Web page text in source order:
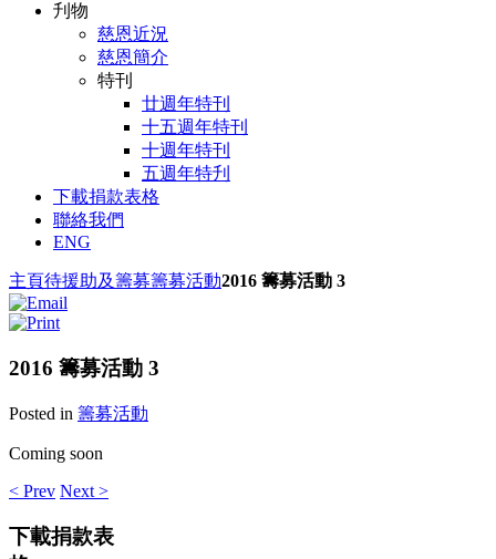
刋物
慈恩近況
慈恩簡介
特刊
廿週年特刊
十五週年特刊
十週年特刊
五週年特刋
下載捐款表格
聯絡我們
ENG
主頁待援助及籌募籌募活動2016 籌募活動 3
2016 籌募活動 3
Posted in 籌募活動
Coming soon
< Prev Next >
下載捐款表